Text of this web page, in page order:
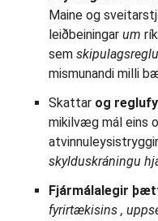
Maine og
leiðbeiningar um
sem
mismunandi milli
Skattar og
mikilvæg mál eins
skylduskráningu
Fjármálalegir
fyrirtækisins ,